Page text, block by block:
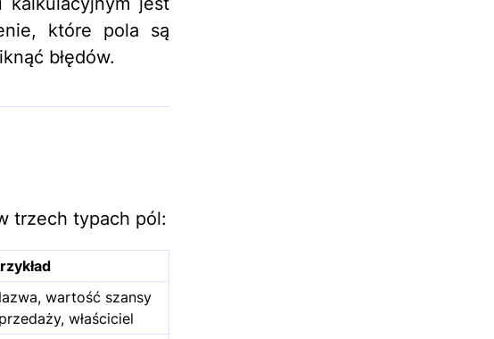
które pola są
błędów.
trzech typach pól:
wartość szansy
właściciel